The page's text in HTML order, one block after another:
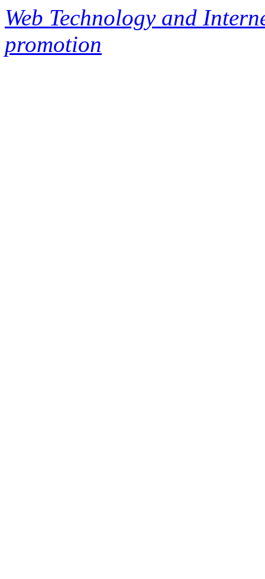
Web Technology and
promotion